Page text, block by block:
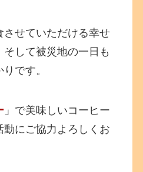
させていただける幸せ
して被災地の一日も
です。
」で美味しいコーヒー
動にご協力よろしくお